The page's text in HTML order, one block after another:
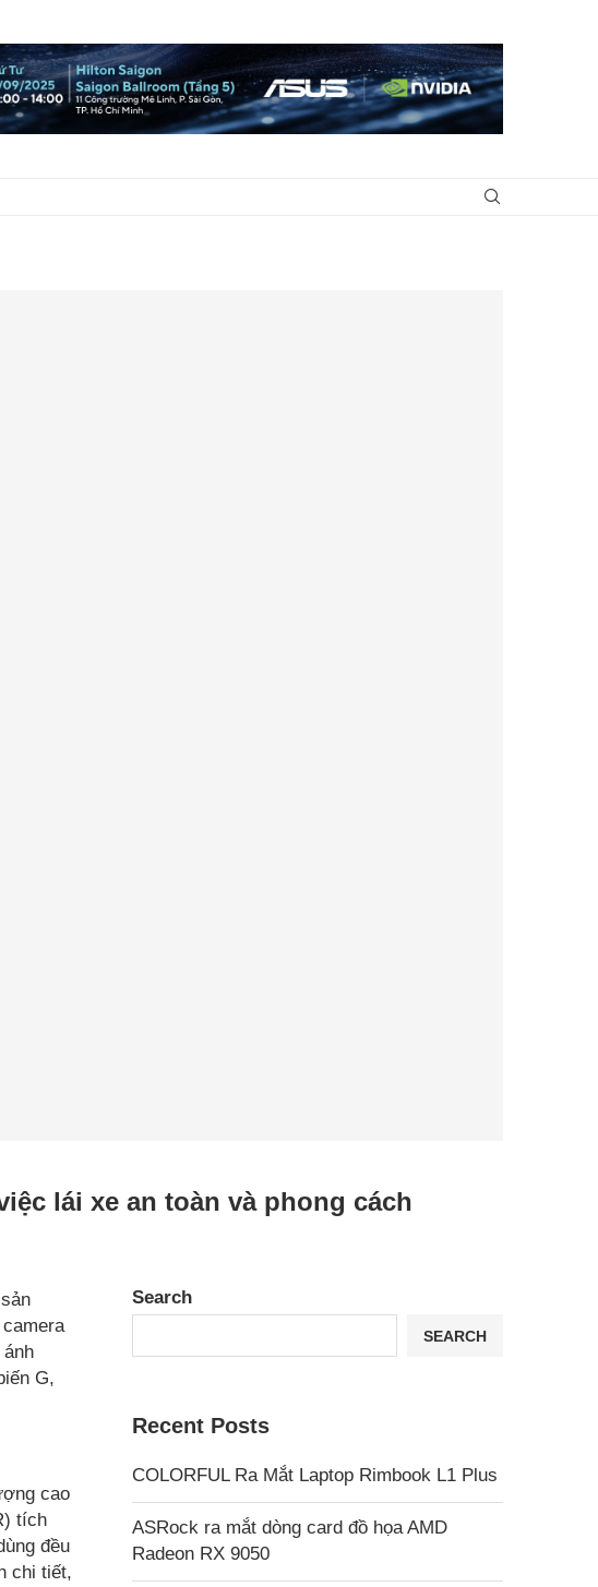
lái xe an toàn và phong cách
G,
cao
tích
đều
chi tiết,
Search
SEARCH
Recent Posts
COLORFUL Ra Mắt Laptop Rimbook L1 Plus
ASRock ra mắt dòng card đồ họa AMD
Radeon RX 9050